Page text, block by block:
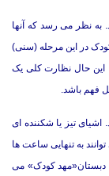
به نظر می رسد که آنها
کودک در این مرحله (سنی)
این حال نظارت کلی یک
فهم باشد.
اشیای تیز یا شکننده ای
به تنهایی ساعت ها
دبستان«مهد کودک» می